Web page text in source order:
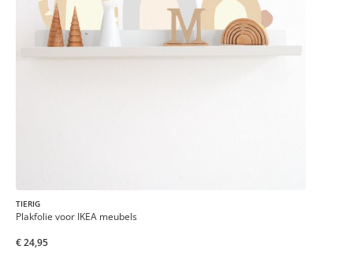
TIERIG
Plakfolie voor IKEA meubels
€ 24,95